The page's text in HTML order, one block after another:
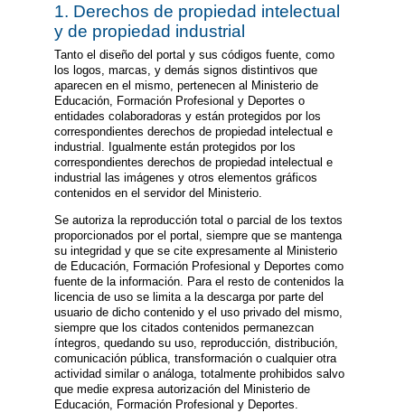
1. Derechos de propiedad intelectual
y de propiedad industrial
Tanto el diseño del portal y sus códigos fuente, como
los logos, marcas, y demás signos distintivos que
aparecen en el mismo, pertenecen al Ministerio de
Educación, Formación Profesional y Deportes o
entidades colaboradoras y están protegidos por los
correspondientes derechos de propiedad intelectual e
industrial. Igualmente están protegidos por los
correspondientes derechos de propiedad intelectual e
industrial las imágenes y otros elementos gráficos
contenidos en el servidor del Ministerio.
Se autoriza la reproducción total o parcial de los textos
proporcionados por el portal, siempre que se mantenga
su integridad y que se cite expresamente al Ministerio
de Educación, Formación Profesional y Deportes como
fuente de la información. Para el resto de contenidos la
licencia de uso se limita a la descarga por parte del
usuario de dicho contenido y el uso privado del mismo,
siempre que los citados contenidos permanezcan
íntegros, quedando su uso, reproducción, distribución,
comunicación pública, transformación o cualquier otra
actividad similar o análoga, totalmente prohibidos salvo
que medie expresa autorización del Ministerio de
Educación, Formación Profesional y Deportes.